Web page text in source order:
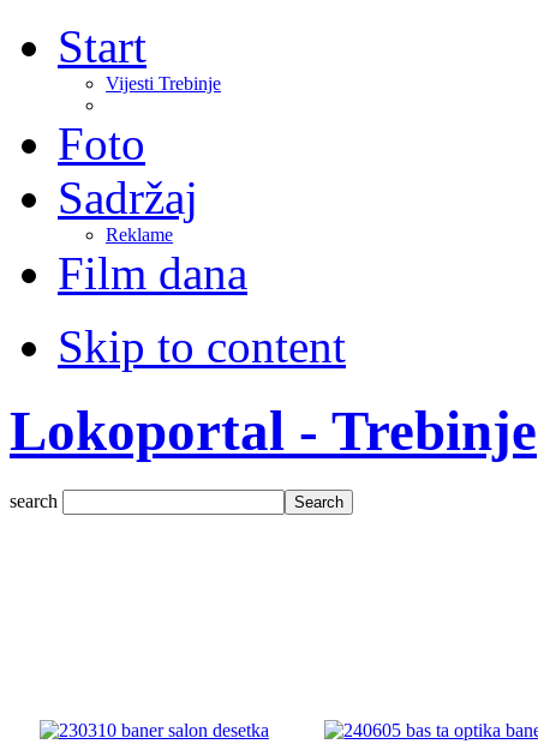
Start
Vijesti Trebinje
Foto
Sadržaj
Reklame
Film dana
Skip to content
Lokoportal - Trebinje
search